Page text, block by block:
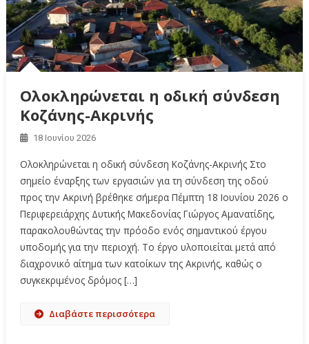
Ολοκληρώνεται η οδική σύνδεση
Κοζάνης-Ακρινής
18 Ιουνίου 2026
Ολοκληρώνεται η οδική σύνδεση Κοζάνης-Ακρινής Στο
σημείο έναρξης των εργασιών για τη σύνδεση της οδού
προς την Ακρινή βρέθηκε σήμερα Πέμπτη 18 Ιουνίου 2026 ο
Περιφερειάρχης Δυτικής Μακεδονίας Γιώργος Αμανατίδης,
παρακολουθώντας την πρόοδο ενός σημαντικού έργου
υποδομής για την περιοχή. Το έργο υλοποιείται μετά από
διαχρονικό αίτημα των κατοίκων της Ακρινής, καθώς ο
συγκεκριμένος δρόμος […]
Διαβάστε περισσότερα